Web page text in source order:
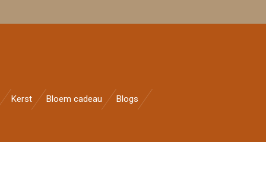
Kerst Bloem cadeau Blogs